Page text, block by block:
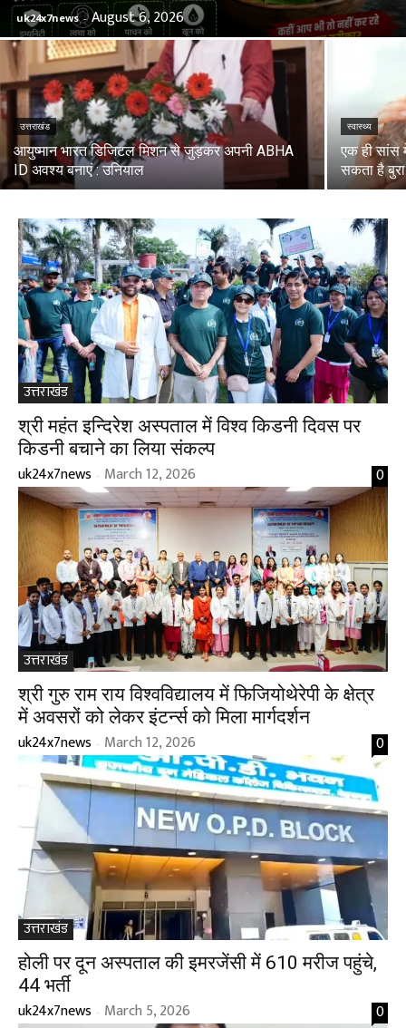
uk24x7news - August 6, 2026
उत्तराखंड
आयुष्मान भारत डिजिटल मिशन से जुड़कर अपनी ABHA
ID अवश्य बनाएं : उनियाल
स्वास्थ्य
एक ही सांस
सकता है
उत्तराखंड
श्री महंत इन्दिरेश अस्पताल में विश्व किडनी दिवस पर
किडनी बचाने का लिया संकल्प
uk24x7news - March 12, 2026 0
उत्तराखंड
श्री गुरु राम राय विश्वविद्यालय में फिजियोथेरेपी के क्षेत्र
में अवसरों को लेकर इंटर्न्स को मिला मार्गदर्शन
uk24x7news - March 12, 2026 0
उत्तराखंड
होली पर दून अस्पताल की इमरजेंसी में 610 मरीज पहुंचे,
44 भर्ती
uk24x7news - March 5, 2026 0